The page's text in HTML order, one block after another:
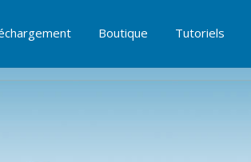
Boutique Tutoriels